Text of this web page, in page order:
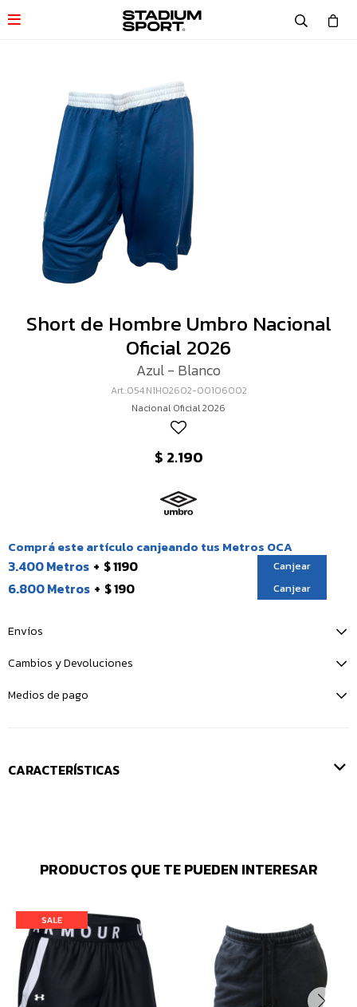

Short de Hombre Umbro Nacional
Oficial 2026
Azul - Blanco
054.N1HO2602-00106002
Nacional Oficial 2026
$ 2.190
Comprá este artículo canjeando tus Metros OCA
3.400 Metros $ 1190 Canjear
6.800 Metros $ 190 Canjear
Envíos
Cambios y Devoluciones
Medios de pago
CARACTERÍSTICAS
PRODUCTOS QUE TE PUEDEN INTERESAR